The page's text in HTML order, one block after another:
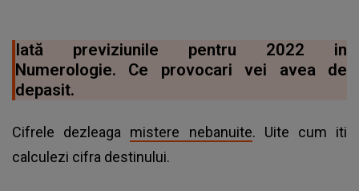
Iată previziunile pentru 2022 in
Numerologie. Ce provocari vei avea de
depasit.
Cifrele dezleaga mistere nebanuite. Uite cum iti
calculezi cifra destinului.